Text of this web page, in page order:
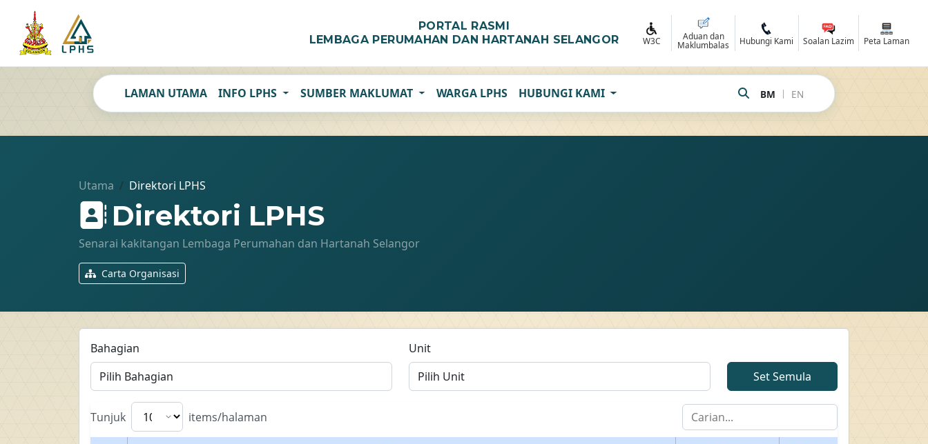
PORTAL RASMI
LEMBAGA PERUMAHAN DAN HARTANAH SELANGOR
W3C
Aduan dan
Maklumbalas
Hubungi Kami Soalan Lazim Peta Laman
LAMAN UTAMA INFO LPHS SUMBER MAKLUMAT WARGA LPHS HUBUNGI KAMI BM | EN
Utama Direktori LPHS
Direktori LPHS
Senarai kakitangan Lembaga Perumahan dan Hartanah Selangor
Carta Organisasi
Bahagian
Pilih Bahagian
Unit
Pilih Unit
Set Semula
Tunjuk items/halaman